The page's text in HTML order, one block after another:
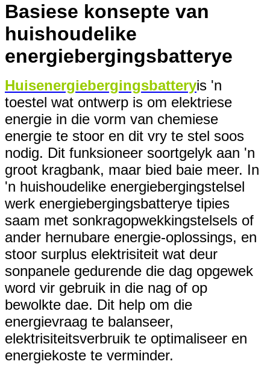
Basiese konsepte van
huishoudelike
energiebergingsbatterye
Huisenergiebergingsbatteryis 'n
toestel wat ontwerp is om elektriese
energie in die vorm van chemiese
energie te stoor en dit vry te stel soos
nodig. Dit funksioneer soortgelyk aan 'n
groot kragbank, maar bied baie meer. In
'n huishoudelike energiebergingstelsel
werk energiebergingsbatterye tipies
saam met sonkragopwekkingstelsels of
ander hernubare energie-oplossings, en
stoor surplus elektrisiteit wat deur
sonpanele gedurende die dag opgewek
word vir gebruik in die nag of op
bewolkte dae. Dit help om die
energievraag te balanseer,
elektrisiteitsverbruik te optimaliseer en
energiekoste te verminder.